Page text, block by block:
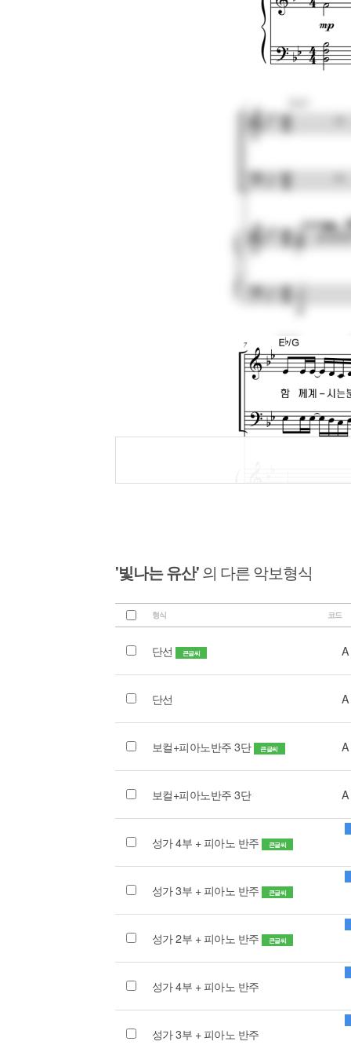
'빛나는 유산'의 다른 악보형식
형식 코드
단선 큰글씨
단선
보컬+피아노반주 3단 큰글씨
보컬+피아노반주 3단
성가 4부 + 피아노 반주 큰글씨
성가 3부 + 피아노 반주 큰글씨
성가 2부 + 피아노 반주 큰글씨
성가 4부 + 피아노 반주
성가 3부 + 피아노 반주